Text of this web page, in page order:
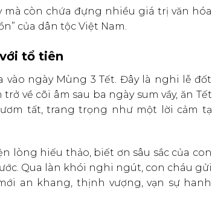
còn chứa đựng nhiều giá trị văn hóa
của dân tộc Việt Nam.
tổ tiên
ngày Mùng 3 Tết. Đây là nghi lễ đốt
về cõi âm sau ba ngày sum vầy, ăn Tết
tất, trang trọng như một lời cảm tạ
lòng hiếu thảo, biết ơn sâu sắc của con
Qua làn khói nghi ngút, con cháu gửi
an khang, thịnh vượng, vạn sự hanh